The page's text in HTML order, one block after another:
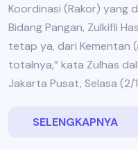
Koordinasi (Rakor) yang
Bidang Pangan, Zulkifli
tetap ya, dari Kementan
totalnya,” kata Zulhas
Jakarta Pusat, Selasa (2/
SELENGKAPNYA